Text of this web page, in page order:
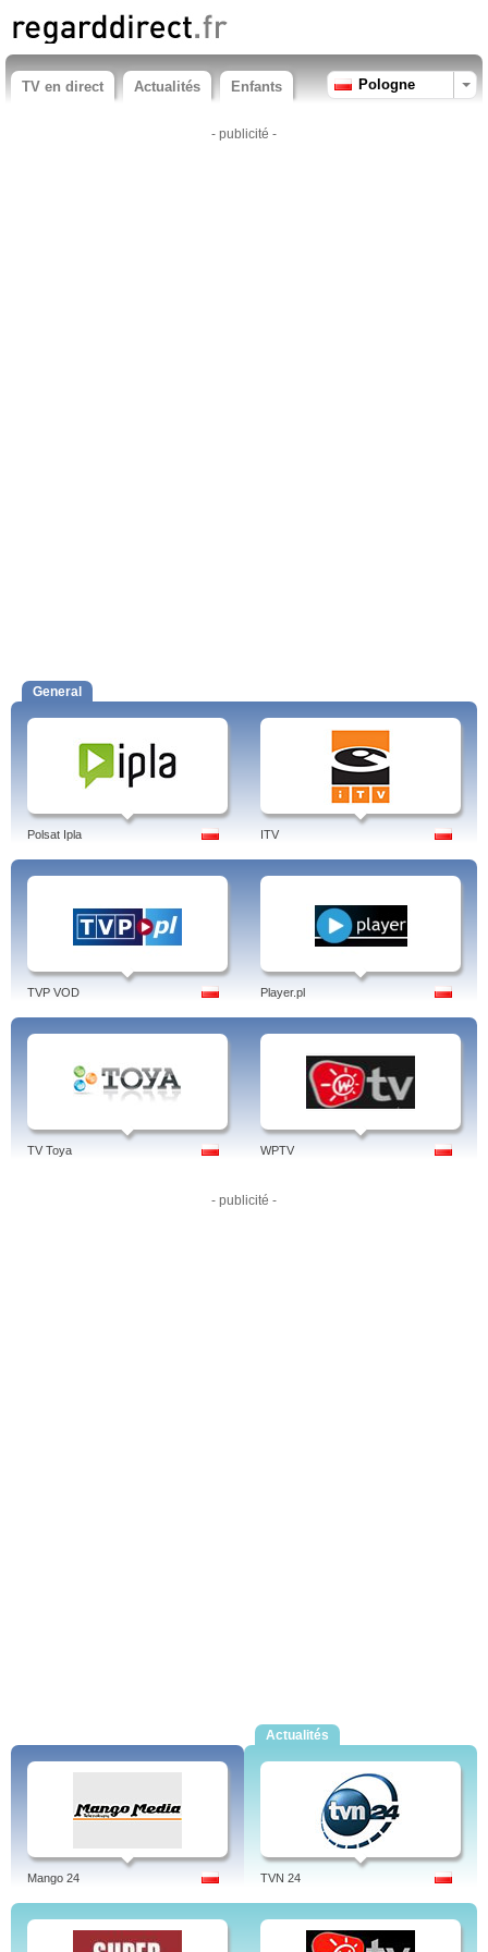
TV en direct Actualités Enfants Pologne
- publicité -
General
Polsat Ipla ITV
TVP VOD Player.pl
TV Toya WPTV
- publicité -
Mango 24
Actualités
TVN 24